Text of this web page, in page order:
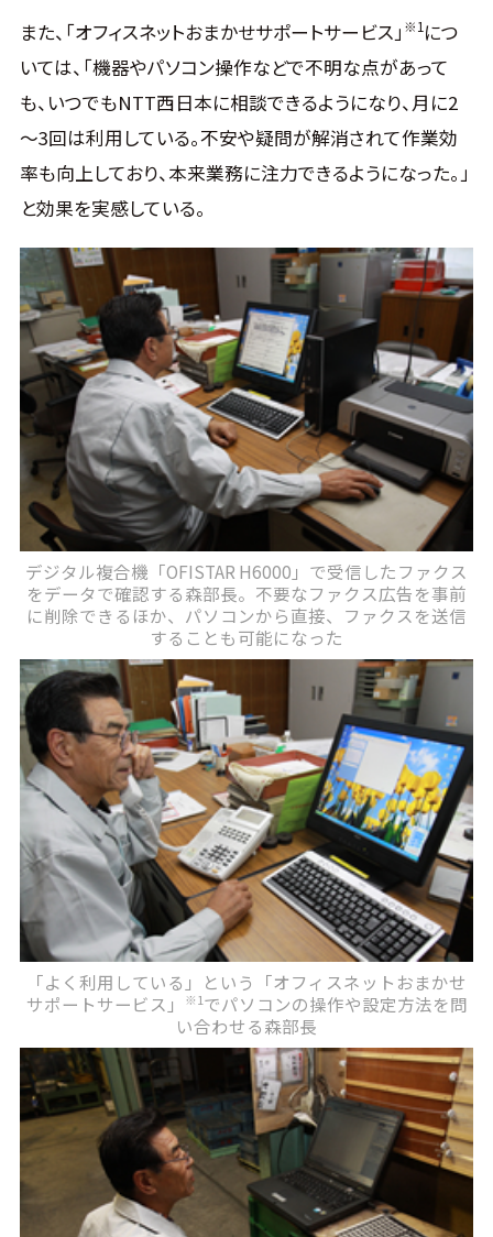
また、「オフィスネットおまかせサポートサービス」 ※1につ
いては、「機器やパソコン操作などで不明な点があって
も、いつでもNTT西日本に相談できるようになり、月に2
～3回は利用している。不安や疑問が解消されて作業効
率も向上しており、本来業務に注力できるようになった。」
と効果を実感している。
デジタル複合機「OFISTAR H6000」で受信したファクス
をデータで確認する森部長。不要なファクス広告を事前
に削除できるほか、パソコンから直接、ファクスを送信
することも可能になった
「よく利用している」という「オフィスネットおまかせ
サポートサービス」
※1でパソコンの操作や設定方法を問
い合わせる森部長